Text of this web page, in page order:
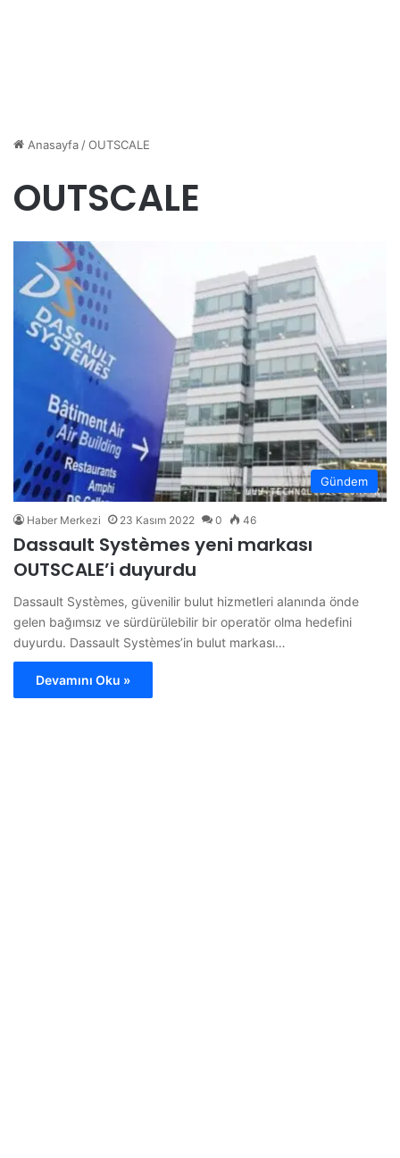
Anasayfa/OUTSCALE
OUTSCALE
Gündem
Haber Merkezi 23 Kasım 2022 0 46
Dassault Systèmes yeni markası
OUTSCALE’i duyurdu
Dassault Systèmes, güvenilir bulut hizmetleri alanında önde
gelen bağımsız ve sürdürülebilir bir operatör olma hedefini
duyurdu. Dassault Systèmes’in bulut markası…
Devamını Oku »